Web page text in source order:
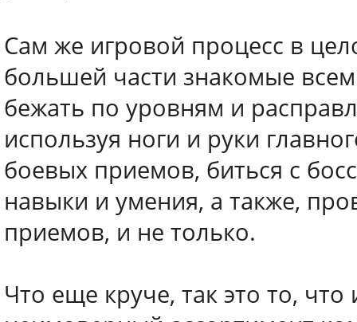
Сам же игровой процесс в
большей части знакомые
бежать по уровням и
используя ноги и руки
боевых приемов, биться с
навыки и умения, а также,
приемов, и не только.
Что еще круче, так это то, что